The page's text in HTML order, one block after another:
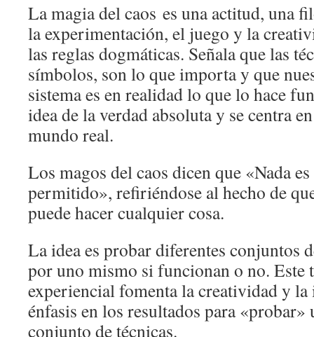
La magia del caos es una actitud, una
la experimentación, el juego y la
las reglas dogmáticas. Señala que las
símbolos, son lo que importa y que
sistema es en realidad lo que lo hace
idea de la verdad absoluta y se centra
mundo real.
Los magos del caos dicen que «Nada
permitido», refiriéndose al hecho de
puede hacer cualquier cosa.
La idea es probar diferentes conjuntos
por uno mismo si funcionan o no. Este
experiencial fomenta la creatividad y
énfasis en los resultados para
conjunto de técnicas.